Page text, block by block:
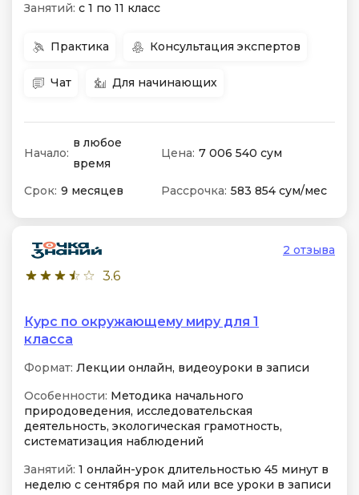
Занятий: с 1 по 11 класс
Практика Консультация экспертов
Чат Для начинающих
Начало:
в любое
время
Цена: 7 006 540 сум
Срок: 9 месяцев Рассрочка: 583 854 сум/мес
3.6
2 отзыва
Курс по окружающему миру для 1
класса
Формат: Лекции онлайн, видеоуроки в записи
Особенности: Методика начального
природоведения, исследовательская
деятельность, экологическая грамотность,
систематизация наблюдений
Занятий: 1 онлайн-урок длительностью 45 минут в
неделю с сентября по май или все уроки в записи